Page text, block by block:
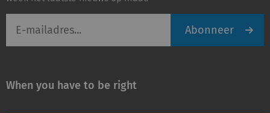
mailadres
Abonneer
When you have to be right